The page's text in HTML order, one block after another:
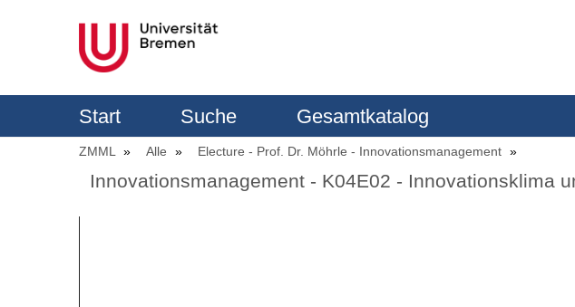
Start Suche Gesamtkatalog
ZMML Alle Electure - Prof. Dr. Möhrle - Innovationsmanagement
Innovationsmanagement - K04E02 - Innovationsklima